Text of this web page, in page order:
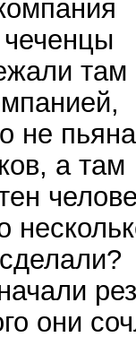
чеченцы
там
не
а там
они